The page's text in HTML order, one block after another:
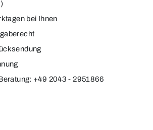
bei Ihnen
+49 2043 - 2951866